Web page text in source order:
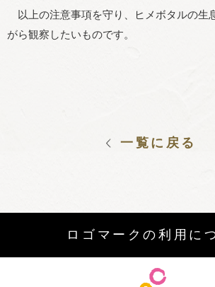
以上の注意事項を守り、ヒメボタルの生
がら観察したいものです。
一覧に戻る
ロゴマークの利用に